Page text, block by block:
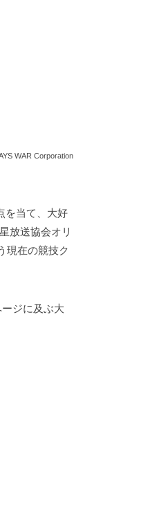
WAR Corporation
を当て、大好
放送協会オリ
現在の競技ク
ジに及ぶ大